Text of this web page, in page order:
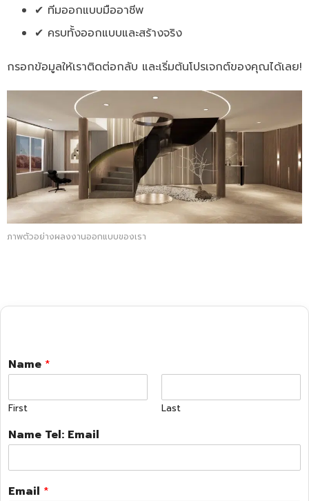
✔ ทีมออกแบบมืออาชีพ
✔ ครบทั้งออกแบบและสร้างจริง
กรอกข้อมูลให้เราติดต่อกลับ และเริ่มต้นโปรเจกต์ของคุณได้เลย!
ภาพตัวอย่างผลงงานออกแบบของเรา
Name *
First Last
Name Tel: Email
Email *